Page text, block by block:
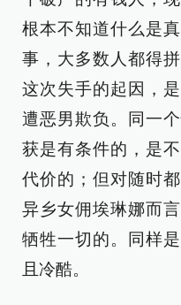
根本不知道什么是
事，大多数人都得
这次失手的起因，
遭恶男欺负。同一
获是有条件的，是
代价的；但对随时
异乡女佣埃琳娜而
牺牲一切的。同样
且冷酷。